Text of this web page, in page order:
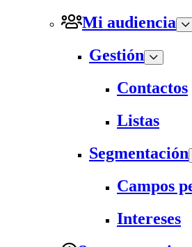
Mi audiencia
Gestión
Contactos
Listas
Segmentación
Campos
Intereses